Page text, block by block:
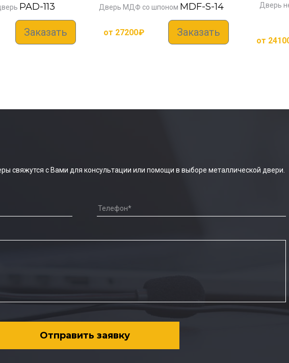
PAD-113
Заказать
Дверь МДФ со шпоном MDF-S-14
от 27200₽ Заказать
Дверь
от
свяжутся с Вами для консультации или помощи в выборе металлической двери.
Отправить заявку